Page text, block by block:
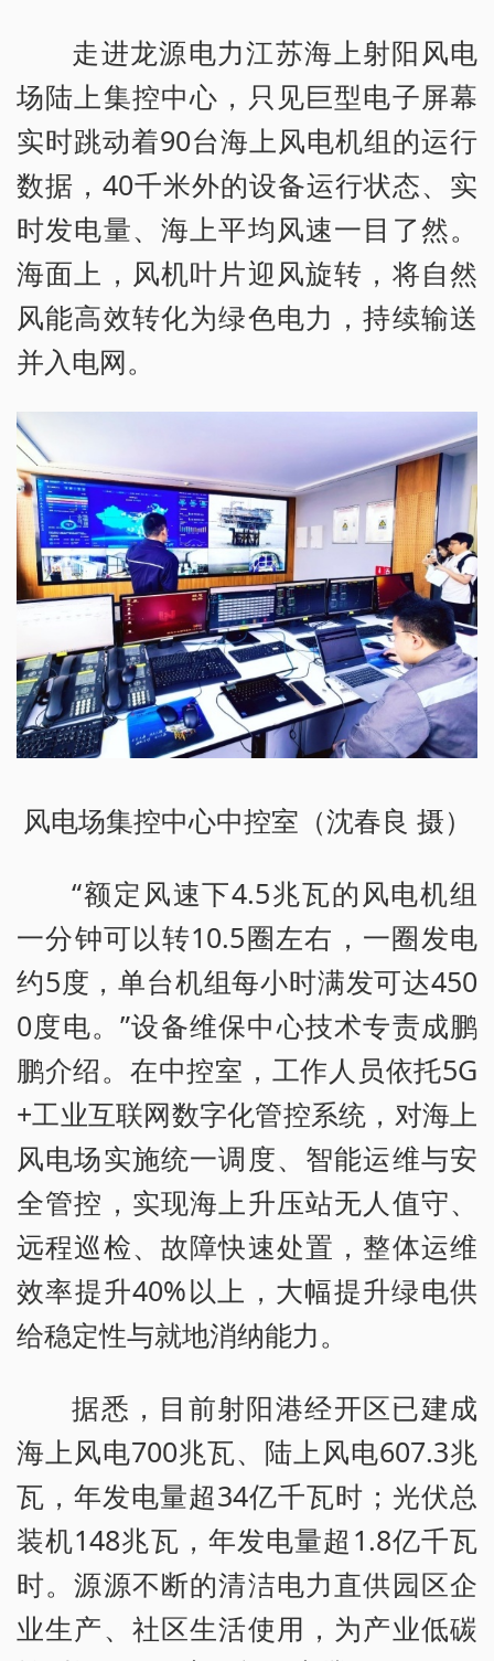
走进龙源电力江苏海上射阳风电
场陆上集控中心，只见巨型电子屏幕
实时跳动着90台海上风电机组的运行
数据，40千米外的设备运行状态、实
时发电量、海上平均风速一目了然。
海面上，风机叶片迎风旋转，将自然
风能高效转化为绿色电力，持续输送
并入电网。
风电场集控中心中控室（沈春良 摄）
“额定风速下4.5兆瓦的风电机组
一分钟可以转10.5圈左右，一圈发电
约5度，单台机组每小时满发可达450
0度电。”设备维保中心技术专责成鹏
鹏介绍。在中控室，工作人员依托5G
+工业互联网数字化管控系统，对海上
风电场实施统一调度、智能运维与安
全管控，实现海上升压站无人值守、
远程巡检、故障快速处置，整体运维
效率提升40%以上，大幅提升绿电供
给稳定性与就地消纳能力。
据悉，目前射阳港经开区已建成
海上风电700兆瓦、陆上风电607.3兆
瓦，年发电量超34亿千瓦时；光伏总
装机148兆瓦，年发电量超1.8亿千瓦
时。源源不断的清洁电力直供园区企
业生产、社区生活使用，为产业低碳